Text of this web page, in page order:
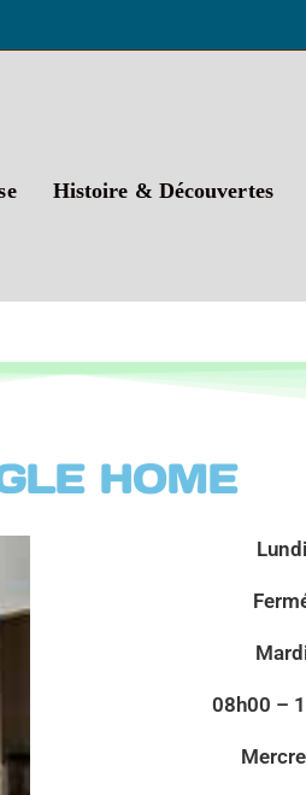
Histoire & Découvertes
HOME
Lundi
08h00 –